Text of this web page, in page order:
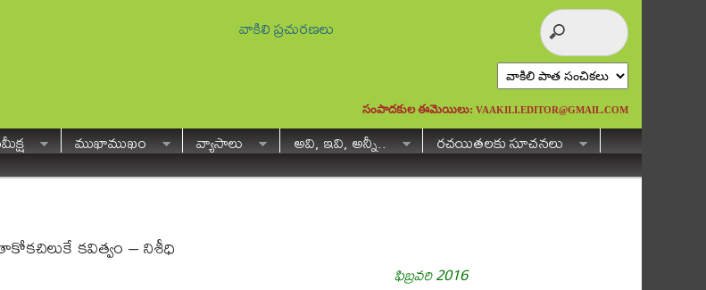
వాకిలి ప్రచురణలు
సంపాదకుల ఈమెయిలు: VAAKILI.EDITOR@GMAIL.COM
ముఖాముఖం వ్యాసాలు అవి, ఇవి, అన్నీ..
రచయితలకు సూచనలు
కవిత్వం – నిశీధి
ఫిబ్రవరి 2016